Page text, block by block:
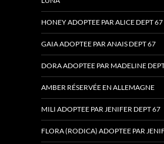
HONEY ADOPTEE PAR ALICE DEPT 67
GAIA ADOPTEE PAR ANAIS DEPT 67
DORA ADOPTEE PAR MADELINE
AMBER RÉSERVÉE EN ALLEMAGNE
MILI ADOPTEE PAR JENIFER DEPT 67
FLORA (RODICA) ADOPTEE PAR